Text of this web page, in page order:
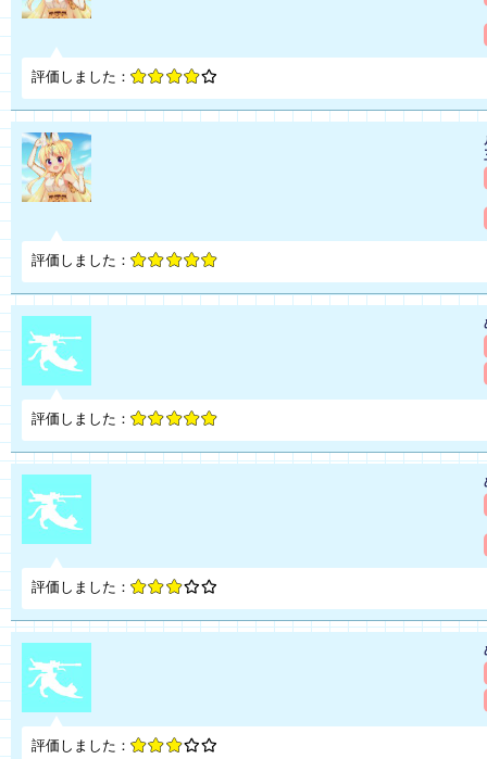
評価しました：
評価しました：
評価しました：
評価しました：
評価しました：